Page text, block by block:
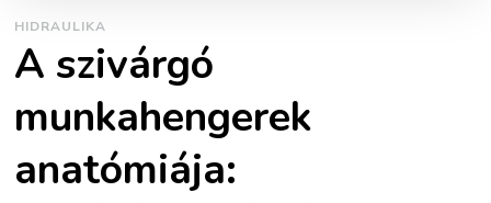
HIDRAULIKA
A szivárgó
munkahengerek
anatómiája: